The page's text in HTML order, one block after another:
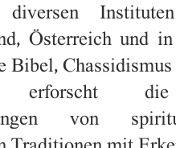
Österreich und
Bibel,
erforscht
von